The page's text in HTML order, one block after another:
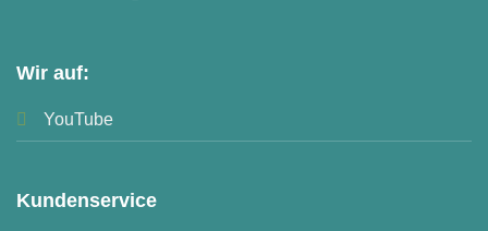
Wir auf:
YouTube
Kundenservice